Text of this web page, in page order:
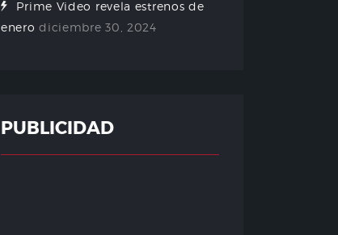
Prime Video revela estrenos de
enero diciembre 30, 2024
PUBLICIDAD